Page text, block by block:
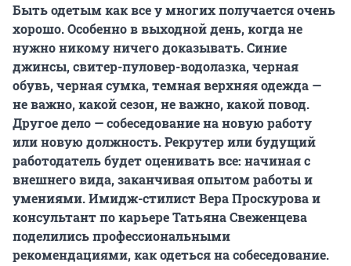
Быть одетым как все у многих получается очень
хорошо. Особенно в выходной день, когда не
нужно никому ничего доказывать. Синие
джинсы, свитер-пуловер-водолазка, черная
обувь, черная сумка, темная верхняя одежда —
не важно, какой сезон, не важно, какой повод.
Другое дело — собеседование на новую работу
или новую должность. Рекрутер или будущий
работодатель будет оценивать все: начиная с
внешнего вида, заканчивая опытом работы и
умениями. Имидж-стилист Вера Проскурова и
консультант по карьере Татьяна Свеженцева
поделились профессиональными
рекомендациями, как одеться на собеседование.